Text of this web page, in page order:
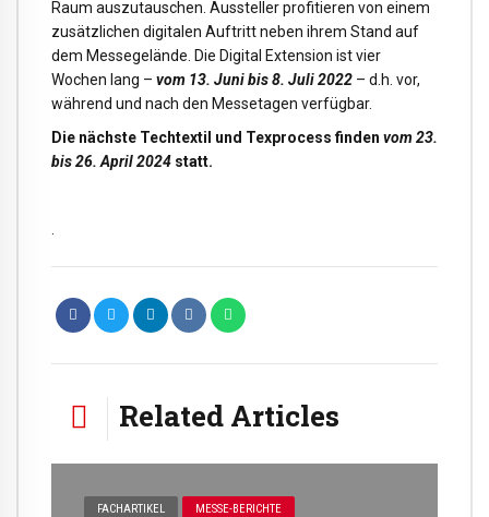
Raum auszutauschen. Aussteller profitieren von einem
zusätzlichen digitalen Auftritt neben ihrem Stand auf
dem Messegelände. Die Digital Extension ist vier
Wochen lang – vom 13. Juni bis 8. Juli 2022 – d.h. vor,
während und nach den Messetagen verfügbar.
Die nächste Techtextil und Texprocess finden vom 23.
bis 26. April 2024 statt.
Related Articles
FACHARTIKEL MESSE-BERICHTE